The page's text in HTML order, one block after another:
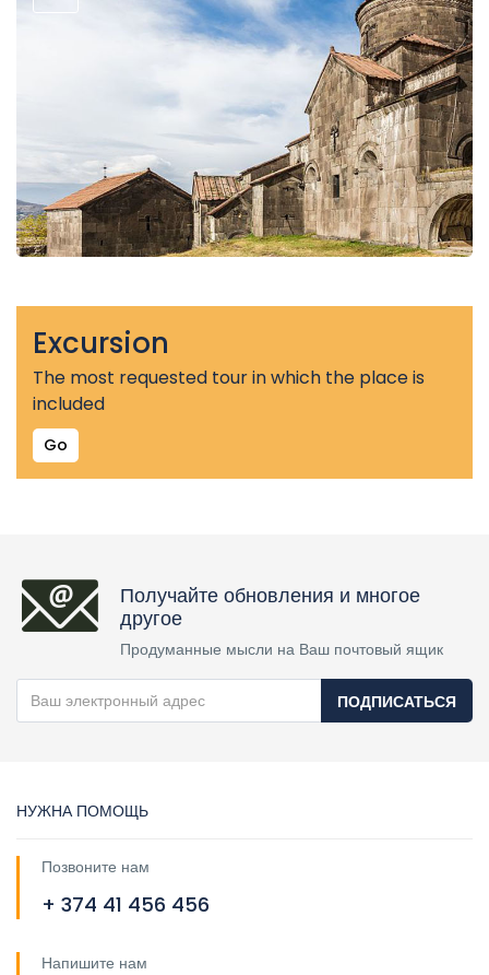
Excursion
The most requested tour in which the place is
included
Go
Получайте обновления и многое
другое
Продуманные мысли на Ваш почтовый ящик
ПОДПИСАТЬСЯ
НУЖНА ПОМОЩЬ
Позвоните нам
+ 374 41 456 456
Напишите нам